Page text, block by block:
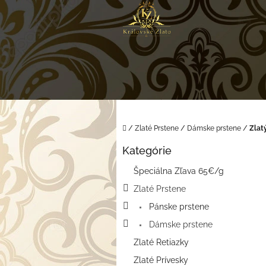
Prejsť
na
obsah
Domov
/ Zlaté Prstene / Dámske prstene /
B
o
p
a
e
l
Preskočiť
Kategórie
Špeciálna Zľava 65€/g
Zlaté Prstene
Pánske prstene
Dámske prstene
Zlaté Retiazky
Zlaté Prívesky